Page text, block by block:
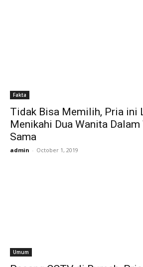
Fakta
Tidak Bisa Memilih, Pria ini
Menikahi Dua Wanita Dalam
Sama
admin - October 1, 2019
Umum